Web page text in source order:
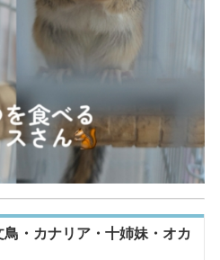
・カナリア・十姉妹・オカ